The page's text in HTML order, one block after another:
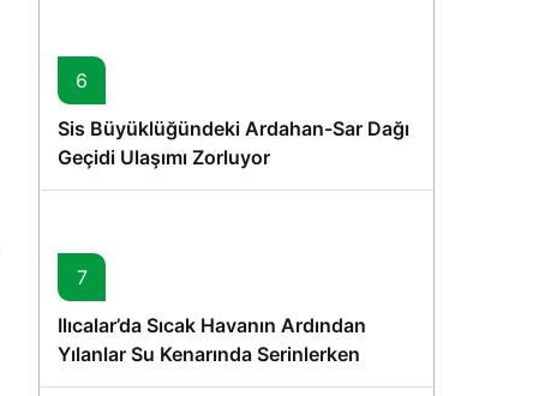
6
Sis Büyüklüğündeki Ardahan-Sar Dağı
Geçidi Ulaşımı Zorluyor
7
Ilıcalar’da Sıcak Havanın Ardından
Yılanlar Su Kenarında Serinlerken
Görüntülendi